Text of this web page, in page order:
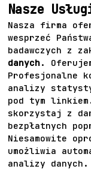
Nasze
Nasza firma
wesprzeć
badawczych z
danych.
Profesjonalne
analizy
pod tymlinkiem
skorzystaj z
bezpłatnych
Niesamowite
umożliwia
analizy danych.